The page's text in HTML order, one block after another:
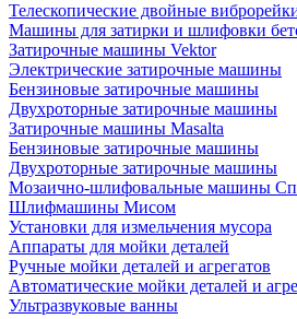
Телескопические двойные
Машины для затирки и шлифовки
Затирочные машины Vektor
Электрические затирочные машины
Бензиновые затирочные машины
Двухроторные затирочные машины
Затирочные машины Masalta
Бензиновые затирочные машины
Двухроторные затирочные машины
Мозаично-шлифовальные машины
Шлифмашины Мисом
Установки для измельчения мусора
Аппараты для мойки деталей
Ручные мойки деталей и агрегатов
Автоматические мойки деталей и
Ультразвуковые ванны